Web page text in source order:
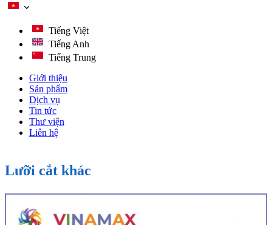
Tiếng Việt
Tiếng Anh
Tiếng Trung
Giới thiệu
Sản phẩm
Dịch vụ
Tin tức
Thư viện
Liên hệ
Lưỡi cắt khác